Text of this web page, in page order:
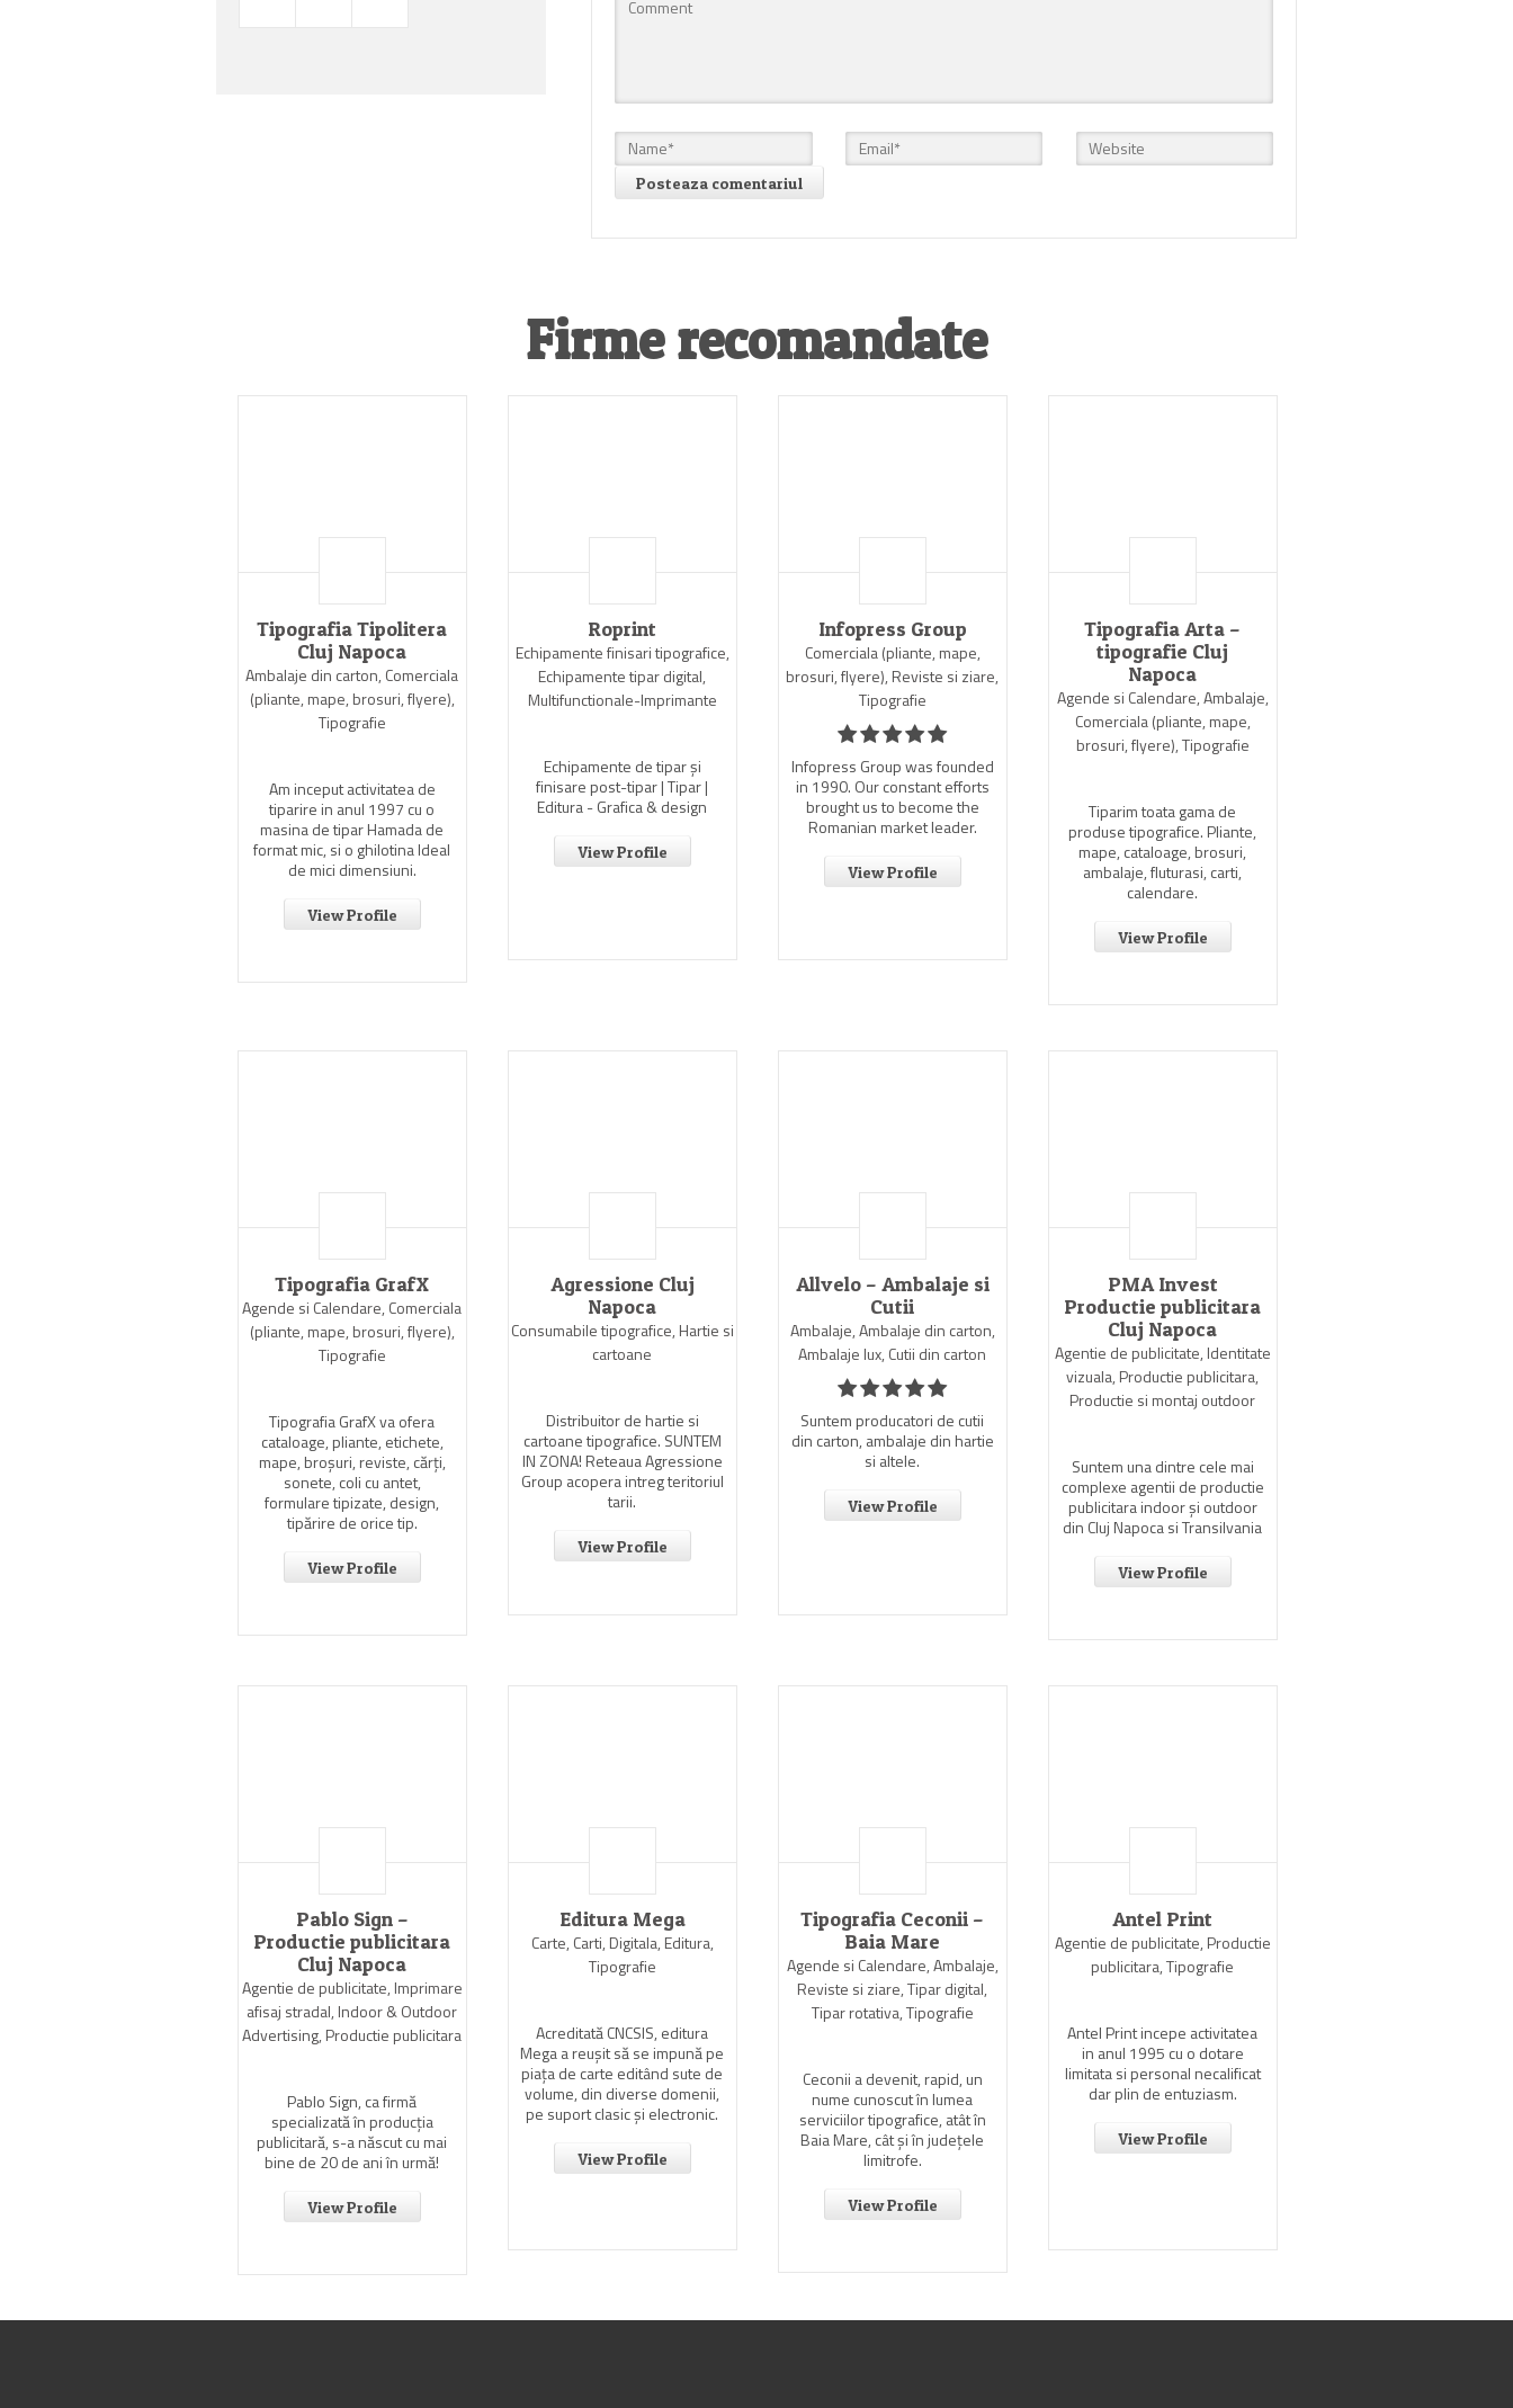
Firme recomandate
Tipografia Tipolitera
Cluj Napoca
Ambalaje din carton, Comerciala
(pliante, mape, brosuri, flyere),
Tipografie
Am inceput activitatea de
tiparire in anul 1997 cu o
masina de tipar Hamada de
format mic, si o ghilotina Ideal
de mici dimensiuni.
View Profile
Roprint
Echipamente finisari tipografice,
Echipamente tipar digital,
Multifunctionale-Imprimante
Echipamente de tipar și
finisare post-tipar | Tipar |
Editura - Grafica & design
View Profile
Infopress Group
Comerciala (pliante, mape,
brosuri, flyere), Reviste si ziare,
Tipografie
Infopress Group was founded
in 1990. Our constant efforts
brought us to become the
Romanian market leader.
View Profile
Tipografia Arta –
tipografie Cluj
Napoca
Agende si Calendare, Ambalaje,
Comerciala (pliante, mape,
brosuri, flyere), Tipografie
Tiparim toata gama de
produse tipografice. Pliante,
mape, cataloage, brosuri,
ambalaje, fluturasi, carti,
calendare.
View Profile
Tipografia GrafX
Agende si Calendare, Comerciala
(pliante, mape, brosuri, flyere),
Tipografie
Tipografia GrafX va ofera
cataloage, pliante, etichete,
mape, broşuri, reviste, cărţi,
sonete, coli cu antet,
formulare tipizate, design,
tipărire de orice tip.
View Profile
Agressione Cluj
Napoca
Consumabile tipografice, Hartie si
cartoane
Distribuitor de hartie si
cartoane tipografice. SUNTEM
IN ZONA! Reteaua Agressione
Group acopera intreg teritoriul
tarii.
View Profile
Allvelo – Ambalaje si
Cutii
Ambalaje, Ambalaje din carton,
Ambalaje lux, Cutii din carton
Suntem producatori de cutii
din carton, ambalaje din hartie
si altele.
View Profile
PMA Invest
Productie publicitara
Cluj Napoca
Agentie de publicitate, Identitate
vizuala, Productie publicitara,
Productie si montaj outdoor
Suntem una dintre cele mai
complexe agentii de productie
publicitara indoor şi outdoor
din Cluj Napoca si Transilvania
View Profile
Pablo Sign –
Productie publicitara
Cluj Napoca
Agentie de publicitate, Imprimare
afisaj stradal, Indoor & Outdoor
Advertising, Productie publicitara
Pablo Sign, ca firmă
specializată în producția
publicitară, s-a născut cu mai
bine de 20 de ani în urmă!
View Profile
Editura Mega
Carte, Carti, Digitala, Editura,
Tipografie
Acreditată CNCSIS, editura
Mega a reuşit să se impună pe
piaţa de carte editând sute de
volume, din diverse domenii,
pe suport clasic şi electronic.
View Profile
Tipografia Ceconii –
Baia Mare
Agende si Calendare, Ambalaje,
Reviste si ziare, Tipar digital,
Tipar rotativa, Tipografie
Ceconii a devenit, rapid, un
nume cunoscut în lumea
serviciilor tipografice, atât în
Baia Mare, cât şi în judeţele
limitrofe.
View Profile
Antel Print
Agentie de publicitate, Productie
publicitara, Tipografie
Antel Print incepe activitatea
in anul 1995 cu o dotare
limitata si personal necalificat
dar plin de entuziasm.
View Profile